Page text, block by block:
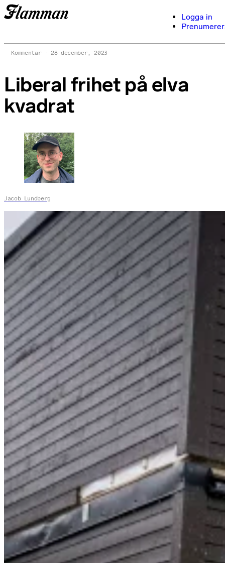
Logga in
Kommentar 28 december, 2023
Liberal frihet på elva
kvadrat
Jacob Lundberg